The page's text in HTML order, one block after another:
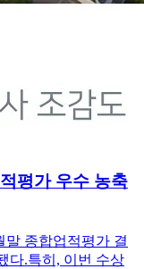
평가 우수 농축
말 종합업적평가 결
다.특히, 이번 수상